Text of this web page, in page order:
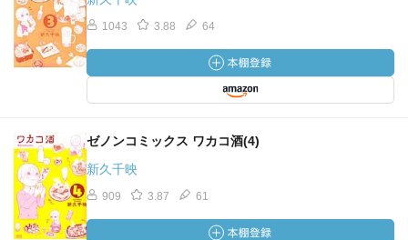
1043 3.88 64
ゼノンコミックス ワカコ酒(4)
新久千映
909 3.87 61